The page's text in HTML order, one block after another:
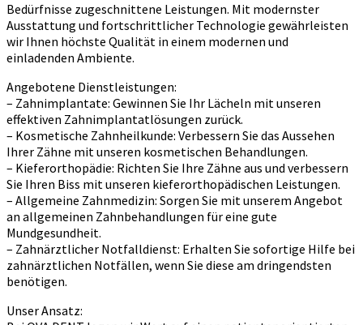
Bedürfnisse zugeschnittene Leistungen. Mit modernster
Ausstattung und fortschrittlicher Technologie gewährleisten
wir Ihnen höchste Qualität in einem modernen und
einladenden Ambiente.
Angebotene Dienstleistungen:
– Zahnimplantate: Gewinnen Sie Ihr Lächeln mit unseren
effektiven Zahnimplantatlösungen zurück.
– Kosmetische Zahnheilkunde: Verbessern Sie das Aussehen
Ihrer Zähne mit unseren kosmetischen Behandlungen.
– Kieferorthopädie: Richten Sie Ihre Zähne aus und verbessern
Sie Ihren Biss mit unseren kieferorthopädischen Leistungen.
– Allgemeine Zahnmedizin: Sorgen Sie mit unserem Angebot
an allgemeinen Zahnbehandlungen für eine gute
Mundgesundheit.
– Zahnärztlicher Notfalldienst: Erhalten Sie sofortige Hilfe bei
zahnärztlichen Notfällen, wenn Sie diese am dringendsten
benötigen.
Unser Ansatz: